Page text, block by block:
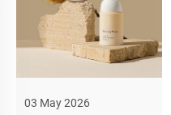
03 May 2026